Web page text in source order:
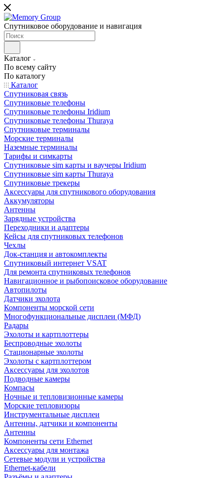
Спутниковое оборудование и навигация
Каталог
По всему сайту
По каталогу
Каталог
Спутниковая связь
Спутниковые телефоны
Спутниковые телефоны Iridium
Спутниковые телефоны Thuraya
Спутниковые терминалы
Морские терминалы
Наземные терминалы
Тарифы и симкарты
Спутниковые sim карты и ваучеры Iridium
Спутниковые sim карты Thuraya
Спутниковые трекеры
Аксессуары для спутникового оборудования
Аккумуляторы
Антенны
Зарядные устройства
Переходники и адаптеры
Кейсы для спутниковых телефонов
Чехлы
Док-станция и автокомплекты
Спутниковый интернет VSAT
Для ремонта спутниковых телефонов
Навигационное и рыбопоисковое оборудование
Автопилоты
Датчики эхолота
Компоненты морской сети
Многофункциональные дисплеи (МФД)
Радары
Эхолоты и картплоттеры
Беспроводные эхолоты
Стационарные эхолоты
Эхолоты с картплоттером
Аксессуары для эхолотов
Подводные камеры
Компасы
Ночные и тепловизионные камеры
Морские тепловизоры
Инструментальные дисплеи
Антенны, датчики и компоненты
Антенны
Компоненты сети Ethernet
Аксессуары для монтажа
Сетевые модули и устройства
Ethernet-кабели